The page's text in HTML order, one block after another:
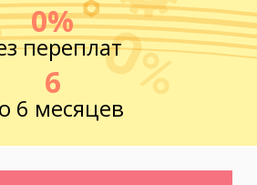
0%
переплат
6
6 месяцев